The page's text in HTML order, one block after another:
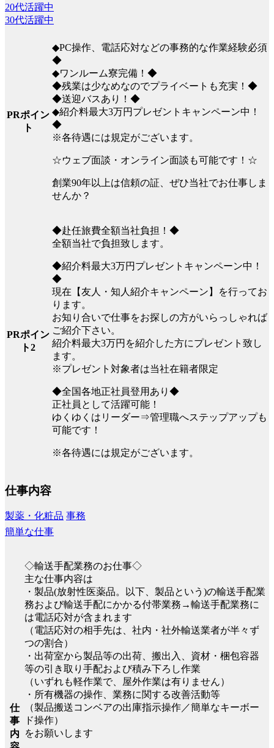
20代活躍中
30代活躍中
PRポイン
ト
◆PC操作、電話応対などの事務的な作業経験必須
◆
◆ワンルーム寮完備！◆
◆残業は少なめなのでプライベートも充実！◆
◆送迎バスあり！◆
◆紹介料最大3万円プレゼントキャンペーン中！
◆
※各待遇には規定がございます。
☆ウェブ面談・オンライン面談も可能です！☆
創業90年以上は信頼の証、ぜひ当社でお仕事しま
せんか？
PRポイン
ト2
◆赴任旅費全額当社負担！◆
全額当社で負担致します。
◆紹介料最大3万円プレゼントキャンペーン中！
◆
現在【友人・知人紹介キャンペーン】を行ってお
ります。
お知り合いで仕事をお探しの方がいらっしゃれば
ご紹介下さい。
紹介料最大3万円を紹介した方にプレゼント致し
ます。
※プレゼント対象者は当社在籍者限定
◆全国各地正社員登用あり◆
正社員として活躍可能！
ゆくゆくはリーダー⇒管理職へステップアップも
可能です！
※各待遇には規定がございます。
仕事内容
製薬・化粧品 事務
簡単な仕事
仕
事
内
◇輸送手配業務のお仕事◇
主な仕事内容は
・製品(放射性医薬品。以下、製品という)の輸送手配業
務および輸送手配にかかる付帯業務→輸送手配業務に
は電話応対が含まれます
（電話応対の相手先は、社内・社外輸送業者が半々ず
つの割合）
・出荷室から製品等の出荷、搬出入、資材・梱包容器
等の引き取り手配および積み下ろし作業
（いずれも軽作業で、屋外作業は有りません）
・所有機器の操作、業務に関する改善活動等
（製品搬送コンベアの出庫指示操作／簡単なキーボー
ド操作）
をお願いします